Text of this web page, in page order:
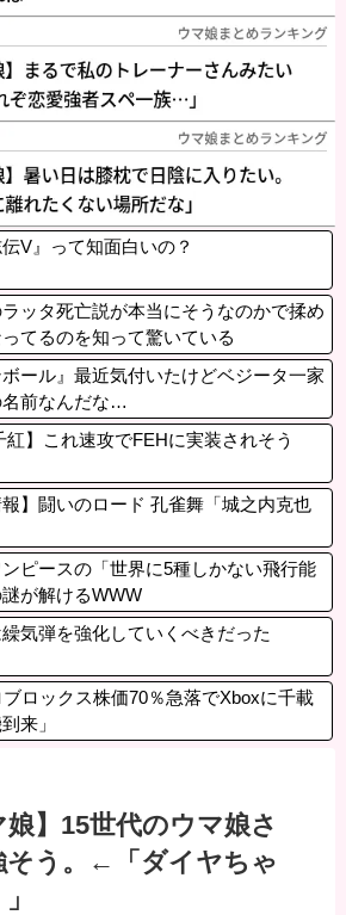
伝V』って知面白いの？
ッタ死亡説が本当にそうなのかで揉め
てるのを知って驚いている
ボール』最近気付いたけどベジータ一家
前なんだな…
紅】これ速攻でFEHに実装されそう
報】闘いのロード 孔雀舞「城之内克也
ンピースの「世界に5種しかない飛行能
が解けるWWW
気弾を強化していくべきだった
ロックス株価70％急落でXboxに千載
来」
娘】15世代のウマ娘さ
そう。←「ダイヤちゃ